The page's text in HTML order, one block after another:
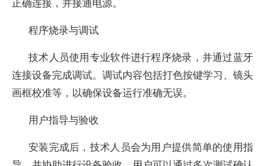
程序烧录与调试
技术人员使用专业软件进行程序烧录，并通过蓝牙
连接设备完成调试。调试内容包括打色按键学习、镜头
画框校准等，以确保设备运行准确无误。
用户指导与验收
安装完成后，技术人员会为用户提供简单的使用指